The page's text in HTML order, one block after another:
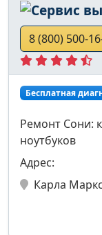
8 (800) 500-
Бесплатная
Ремонт Сони:
ноутбуков
Адрес:
Карла